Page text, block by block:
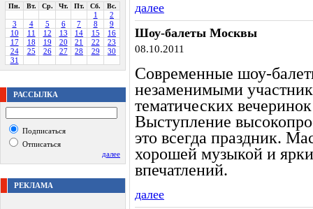
Пн. Вт. Ср. Чт. Пт. Сб. Вс.
1
2
3
4 5 6 7 8
9
10
11 12 13 14 15
16
17
18 19 20 21 22
23
24
25 26 27 28 29
30
31
РАССЫЛКА
Подписаться
Отписаться
далее
РЕКЛАМА
далее
Шоу-балеты Москвы
08.10.2011
Современные шоу-
незаменимыми
тематических
Выступление
это всегда праздник.
хорошей музыкой и
впечатлений.
далее